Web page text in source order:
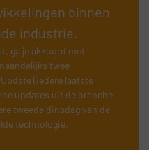
binnen
industrie.
ga je akkoord met
twee
(iedere laatste
updates uit de branche
tweede dinsdag van de
technologie.